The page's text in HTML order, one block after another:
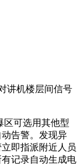
讲机楼层间信号
区可选用其他型
告警。发现异
即指派附近人员
记录自动生成电